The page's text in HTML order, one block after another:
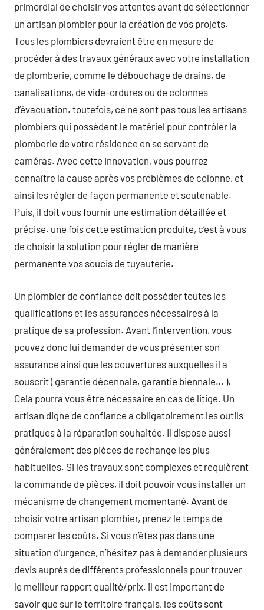
primordial de choisir vos attentes avant de sélectionner
un artisan plombier pour la création de vos projets.
Tous les plombiers devraient être en mesure de
procéder à des travaux généraux avec votre installation
de plomberie, comme le débouchage de drains, de
canalisations, de vide-ordures ou de colonnes
d’évacuation. toutefois, ce ne sont pas tous les artisans
plombiers qui possèdent le matériel pour contrôler la
plomberie de votre résidence en se servant de
caméras. Avec cette innovation, vous pourrez
connaître la cause après vos problèmes de colonne, et
ainsi les régler de façon permanente et soutenable.
Puis, il doit vous fournir une estimation détaillée et
précise. une fois cette estimation produite, c’est à vous
de choisir la solution pour régler de manière
permanente vos soucis de tuyauterie.
Un plombier de confiance doit posséder toutes les
qualifications et les assurances nécessaires à la
pratique de sa profession. Avant l’intervention, vous
pouvez donc lui demander de vous présenter son
assurance ainsi que les couvertures auxquelles il a
souscrit ( garantie décennale, garantie biennale… ).
Cela pourra vous être nécessaire en cas de litige. Un
artisan digne de confiance a obligatoirement les outils
pratiques à la réparation souhaitée. Il dispose aussi
généralement des pièces de rechange les plus
habituelles. Si les travaux sont complexes et requièrent
la commande de pièces, il doit pouvoir vous installer un
mécanisme de changement momentané. Avant de
choisir votre artisan plombier, prenez le temps de
comparer les coûts. Si vous n’êtes pas dans une
situation d’urgence, n’hésitez pas à demander plusieurs
devis auprès de différents professionnels pour trouver
le meilleur rapport qualité/prix. il est important de
savoir que sur le territoire français, les coûts sont